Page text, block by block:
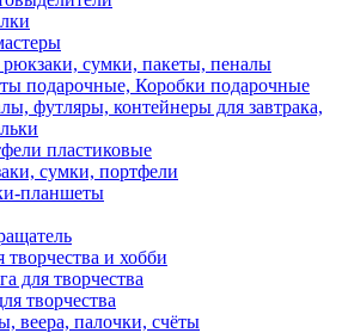
сумки, пакеты, пеналы
подарочные, Коробки подарочные
футляры, контейнеры для завтрака,
пластиковые
сумки, портфели
планшеты
творчества и хобби
для творчества
творчества
веера, палочки, счёты